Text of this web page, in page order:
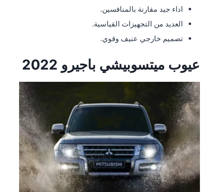
اداء جيد مقارنة بالمنافسين.
العديد من التجهيزات القياسية.
تصميم خارجي عنيف وقوي.
عيوب ميتسوبيشي باجيرو 2022